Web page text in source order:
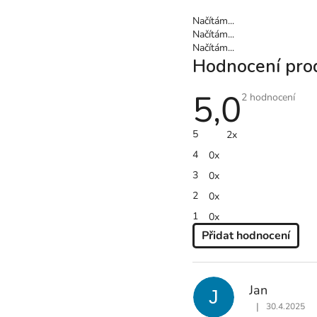
Načítám...
Načítám...
Načítám...
Hodnocení
5,0Průměrné
2 hodnocení
5
2x
4
0x
3
0x
2
0x
1
0x
Přidat hodnocení
P
I
S
J Jan
Hodnocení
| 30.4.2025